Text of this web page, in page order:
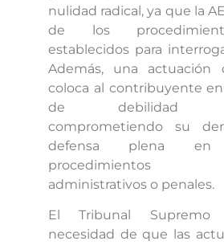
nulidad radical, ya que la
de los
establecidos para
Además, una
coloca al contribuyente
de debilidad
comprometiendo su
defensa plena en
procedimientos
administrativos o penales.
El Tribunal Supremo
necesidad de que las